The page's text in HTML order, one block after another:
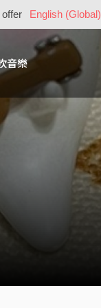
English (Global)
音樂